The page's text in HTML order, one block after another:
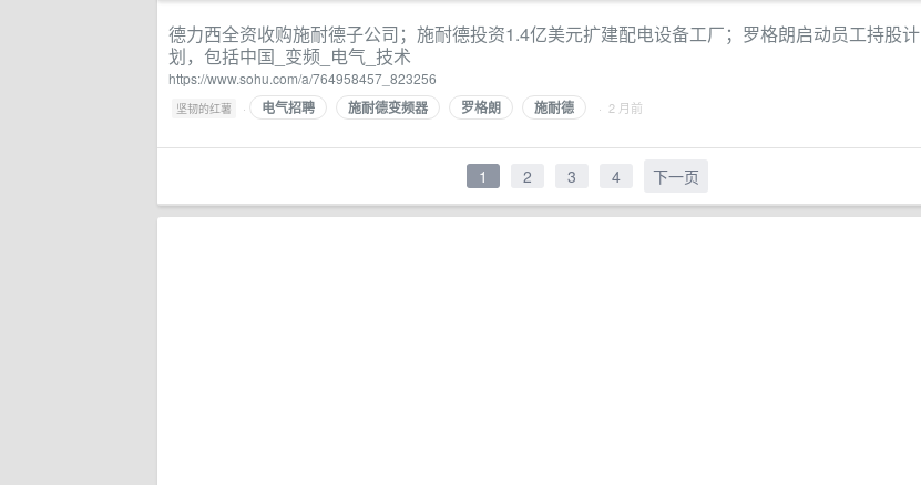
德力西全资收购施耐德子公司；施耐德投资1.4亿美元扩建配电设备工厂；罗格朗启动员工持股计
划，包括中国_变频_电气_技术
https://www.sohu.com/a/764958457_823256
坚韧的红薯 · 电气招聘 施耐德变频器 罗格朗 施耐德 · 2 月前
1 2 3 4 下一页